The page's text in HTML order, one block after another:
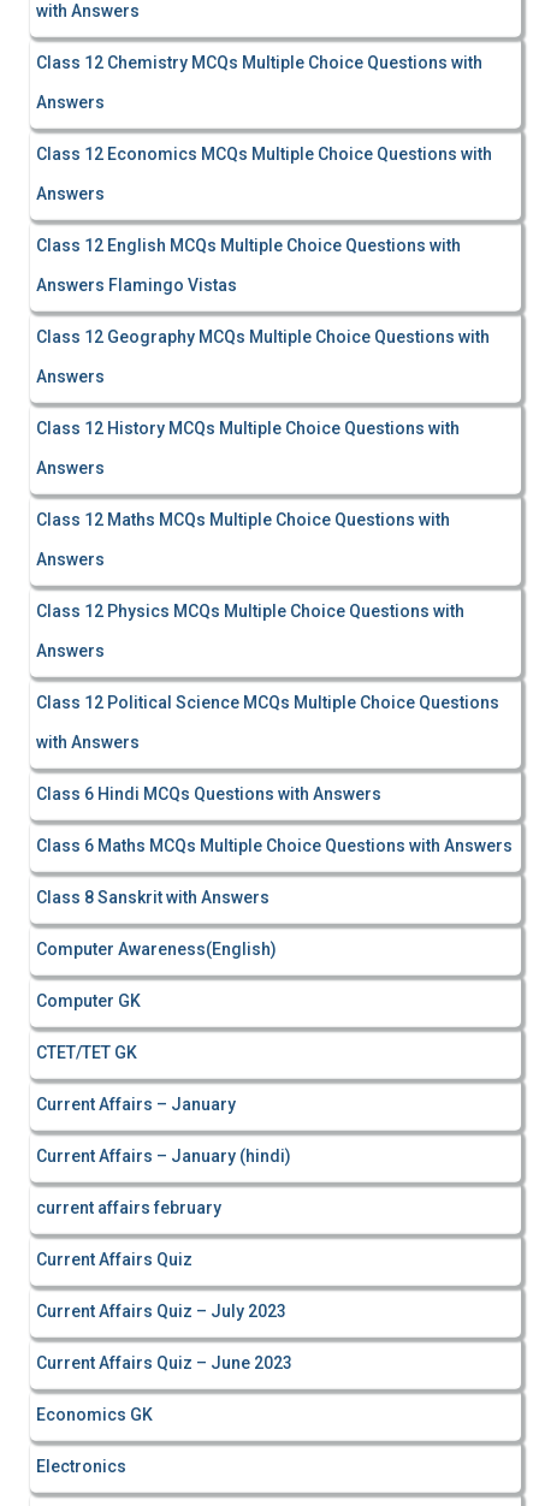
with Answers
Class 12 Chemistry MCQs Multiple Choice Questions with
Answers
Class 12 Economics MCQs Multiple Choice Questions with
Answers
Class 12 English MCQs Multiple Choice Questions with
Answers Flamingo Vistas
Class 12 Geography MCQs Multiple Choice Questions with
Answers
Class 12 History MCQs Multiple Choice Questions with
Answers
Class 12 Maths MCQs Multiple Choice Questions with
Answers
Class 12 Physics MCQs Multiple Choice Questions with
Answers
Class 12 Political Science MCQs Multiple Choice Questions
with Answers
Class 6 Hindi MCQs Questions with Answers
Class 6 Maths MCQs Multiple Choice Questions with Answers
Class 8 Sanskrit with Answers
Computer Awareness(English)
Computer GK
CTET/TET GK
Current Affairs – January
Current Affairs – January (hindi)
current affairs february
Current Affairs Quiz
Current Affairs Quiz – July 2023
Current Affairs Quiz – June 2023
Economics GK
Electronics